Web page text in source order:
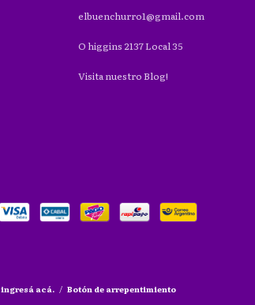
elbuenchurro1@gmail.com
O higgins 2137 Local 35
Visita nuestro Blog!
ingresá acá. / Botón de arrepentimiento